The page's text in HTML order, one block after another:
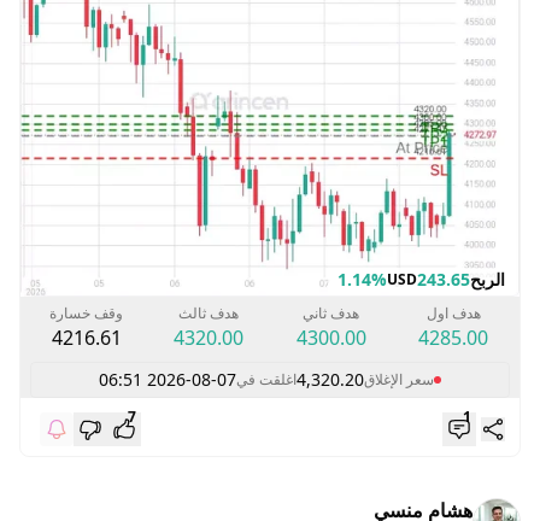
الربح243.65
USD
1.14%
هدف اول
4285.00
هدف ثاني
4300.00
هدف ثالث
4320.00
وقف خسارة
4216.61
سعر الإغلاق4,320.20اغلقت في2026-08-07 06:51
1
7
هشام منسي